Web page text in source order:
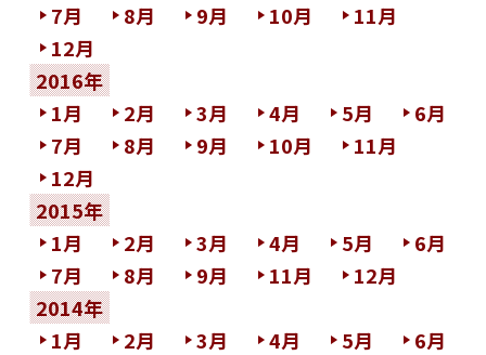
7月
8月 9月 10月
11月
12月
2016年
1月
2月 3月 4月 5月
6月
7月
8月 9月 10月
11月
12月
2015年
1月
2月 3月 4月 5月
6月
7月
8月 9月 11月
12月
2014年
1月
2月 3月 4月 5月
6月